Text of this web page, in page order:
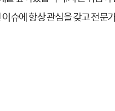
에 항상 관심을 갖고 전문